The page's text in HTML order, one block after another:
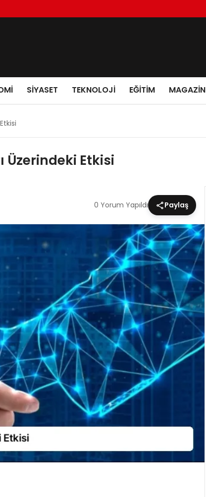
SIYASET TEKNOLOJI EĞITIM MAGAZIN
Üzerindeki Etkisi
0 Yorum Yapıldı Paylaş